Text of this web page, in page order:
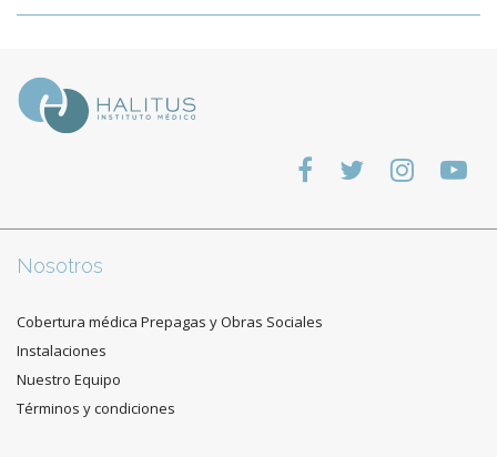
Nosotros
Cobertura médica Prepagas y Obras Sociales
Instalaciones
Nuestro Equipo
Términos y condiciones